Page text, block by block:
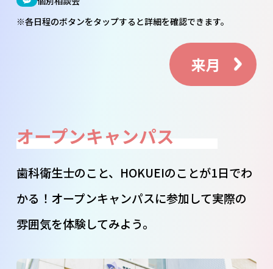
来月
※各日程のボタンをタップすると詳細を確認できます。
オープンキャンパス
歯科衛生士のこと、HOKUEIのことが1日でわ
かる！オープンキャンパスに参加して実際の
雰囲気を体験してみよう。